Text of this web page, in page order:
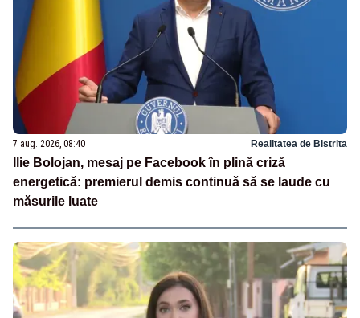
7 aug. 2026, 08:40 Realitatea de Bistrita
Ilie Bolojan, mesaj pe Facebook în plină criză
energetică: premierul demis continuă să se laude cu
măsurile luate